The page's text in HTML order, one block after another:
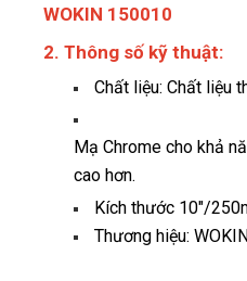
WOKIN 150010
2. Thông số kỹ thuật:
Chất liệu: Chất liệu
Mạ Chrome cho khả
cao hơn.
Kích thước 10"/
Thương hiệu: